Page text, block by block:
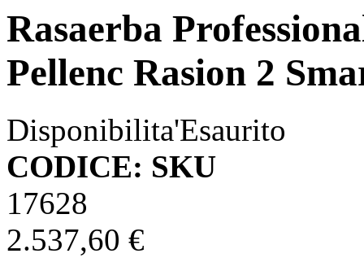
Rasaerba
Pellenc Rasion 2
Disponibilita'Esaurito
CODICE: SKU
17628
2.537,60 €